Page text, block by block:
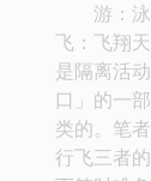
游：泳
飞：飞翔
是隔离活
口」的一
类的。笔
行飞三者